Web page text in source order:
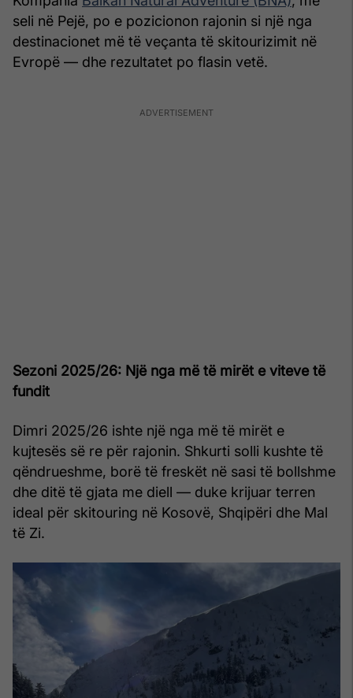
seli në Pejë, po e pozicionon rajonin si një nga
destinacionet më të veçanta të skitourizimit në
Evropë — dhe rezultatet po flasin vetë.
Sezoni 2025/26: Një nga më të mirët e viteve të
fundit
Dimri 2025/26 ishte një nga më të mirët e
kujtesës së re për rajonin. Shkurti solli kushte të
qëndrueshme, borë të freskët në sasi të bollshme
dhe ditë të gjata me diell — duke krijuar terren
ideal për skitouring në Kosovë, Shqipëri dhe Mal
të Zi.